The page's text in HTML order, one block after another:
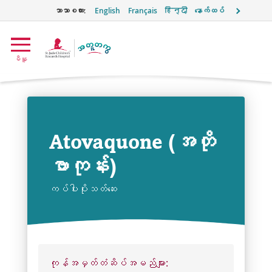
ဘာသာစကား: English Français हिन्दी နောက်ထပ်
မီနူ
Atovaquone (အတို
ဗာကုန်း)
ကပ်ပါးပိုးသတ်ဆေး
ကုန်အမှတ်တံဆိပ်အမည်များ: